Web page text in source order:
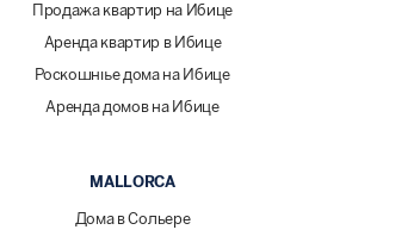
Продажа квартир на Ибице
Аренда квартир в Ибице
Роскошные дома на Ибице
Аренда домов на Ибице
MALLORCA
Дома в Сольере